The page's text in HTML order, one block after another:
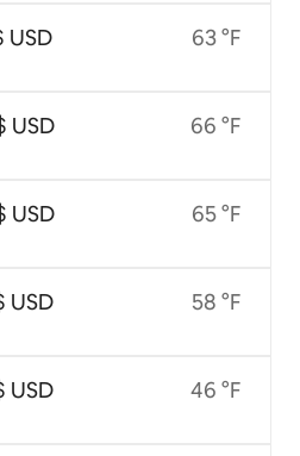
USD
USD
USD
USD
USD
63 °F
66 °F
65 °F
58 °F
46 °F